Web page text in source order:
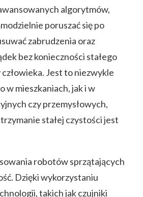
algorytmów,
poruszać się po
zabrudzenia oraz
bez konieczności stałego
Jest to niezwykle
w mieszkaniach, jak i w
czy przemysłowych,
stałej czystości jest
robotów sprzątających
Dzięki wykorzystaniu
takich jak czujniki